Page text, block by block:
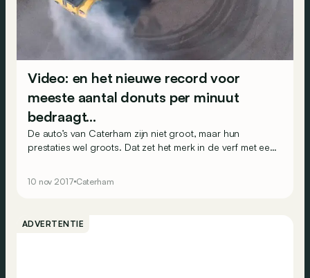
Video: en het nieuwe record voor
meeste aantal donuts per minuut
bedraagt…
De auto’s van Caterham zijn niet groot, maar hun
prestaties wel groots. Dat zet het merk in de verf met een
10 nov 2017 Caterham
ADVERTENTIE